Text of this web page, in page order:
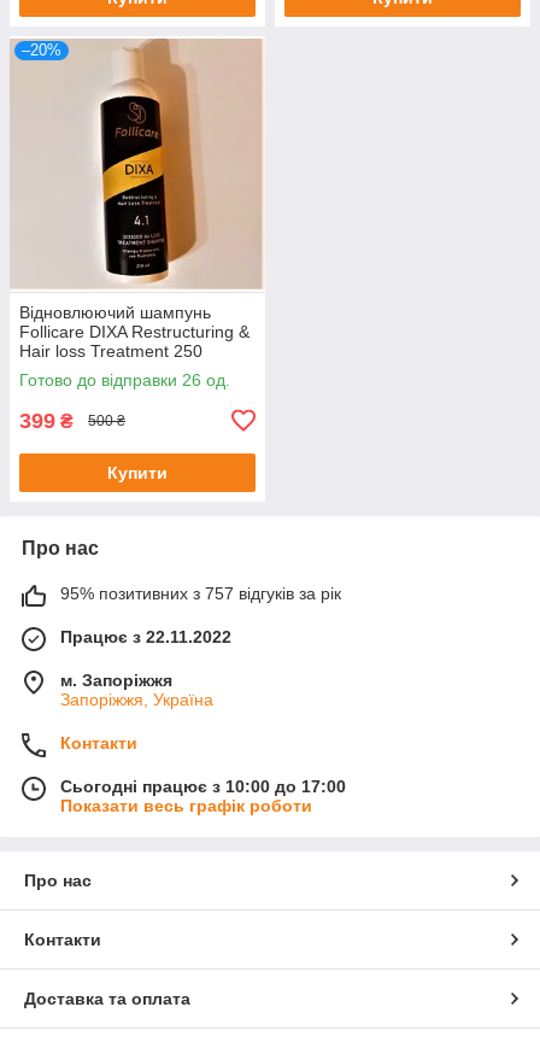
–20%
Відновлюючий шампунь
Follicare DIXA Restructuring &
Hair loss Treatment 250
ml DIXIDON DELUXE
TREATMENT SHAMPOO
Готово до відправки 26 од.
399 ₴ 500 ₴
Купити
Про нас
95% позитивних з 757 відгуків за рік
Працює з 22.11.2022
м. Запоріжжя
Запоріжжя, Україна
Контакти
Сьогодні працює з 10:00 до 17:00
Показати весь графік роботи
Про нас
Контакти
Доставка та оплата